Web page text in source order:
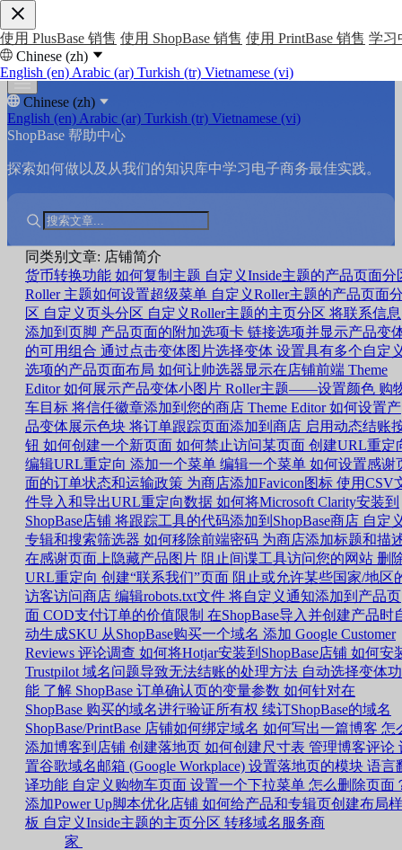
使用 PlusBase 销售 使用 ShopBase 销售 使用 PrintBase 销售 学习
Chinese (zh)
English (en) Arabic (ar) Turkish (tr) Vietnamese (vi)
Chinese (zh)
English (en) Arabic (ar) Turkish (tr) Vietnamese (vi)
ShopBase 帮助中心
探索如何做以及从我们的知识库中学习电子商务最佳实践。
同类别文章: 店铺简介
货币转换功能 如何复制主题 自定义Inside主题的产品页面分
Roller 主题如何设置超级菜单 自定义Roller主题的产品页面
区 自定义页头分区 自定义Roller主题的主页分区 将联系信息
添加到页脚 产品页面的附加选项卡 链接选项并显示产品变
的可用组合 通过点击变体图片选择变体 设置具有多个自定
选项的产品页面布局 如何让帅选器显示在店铺前端 Theme
Editor 如何展示产品变体小图片 Roller主题——设置颜色 购
车目标 将信任徽章添加到您的商店 Theme Editor 如何设置产
品变体展示色块 将订单跟踪页面添加到商店 启用动态结账
钮 如何创建一个新页面 如何禁止访问某页面 创建URL重定
编辑URL重定向 添加一个菜单 编辑一个菜单 如何设置感谢
面的订单状态和运输政策 为商店添加Favicon图标 使用CSV
件导入和导出URL重定向数据 如何将Microsoft Clarity安装到
ShopBase店铺 将跟踪工具的代码添加到ShopBase商店 自定
专辑和搜索筛选器 如何移除前端密码 为商店添加标题和描
在感谢页面上隐藏产品图片 阻止间谍工具访问您的网站 删
URL重定向 创建“联系我们”页面 阻止或允许某些国家/地区
访客访问商店 编辑robots.txt文件 将自定义通知添加到产品页
面 COD支付订单的价值限制 在ShopBase导入并创建产品时
动生成SKU 从ShopBase购买一个域名 添加 Google Customer
Reviews 评论调查 如何将Hotjar安装到ShopBase店铺 如何安
Trustpilot 域名问题导致无法结账的处理方法 自动选择变体功
能 了解 ShopBase 订单确认页的变量参数 如何针对在
ShopBase 购买的域名进行验证所有权 续订ShopBase的域名
ShopBase/PrintBase 店铺如何绑定域名 如何写出一篇博客 怎
添加博客到店铺 创建落地页 如何创建尺寸表 管理博客评论
置谷歌域名邮箱 (Google Workplace) 设置落地页的模块 语言
译功能 自定义购物车页面 设置一个下拉菜单 怎么删除页面
添加Power Up脚本优化店铺 如何给产品和专辑页创建布局样
板 自定义Inside主题的主页分区 转移域名服务商
家